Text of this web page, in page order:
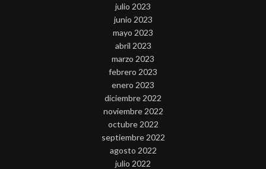
julio 2023
junio 2023
mayo 2023
abril 2023
marzo 2023
febrero 2023
enero 2023
diciembre 2022
noviembre 2022
octubre 2022
septiembre 2022
agosto 2022
julio 2022